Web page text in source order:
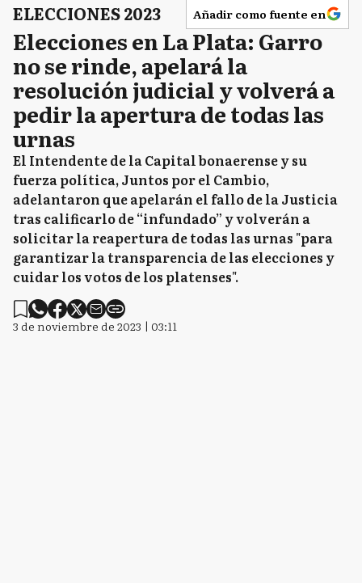
ELECCIONES 2023 Añadir como fuente en
Elecciones en La Plata: Garro
no se rinde, apelará la
resolución judicial y volverá a
pedir la apertura de todas las
urnas
El Intendente de la Capital bonaerense y su
fuerza política, Juntos por el Cambio,
adelantaron que apelarán el fallo de la Justicia
tras calificarlo de “infundado” y volverán a
solicitar la reapertura de todas las urnas "para
garantizar la transparencia de las elecciones y
cuidar los votos de los platenses".
3 de noviembre de 2023 | 03:11